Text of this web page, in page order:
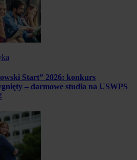
Start” 2026: konkurs
– darmowe studia na USWPS